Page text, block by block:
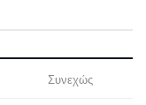
Συνεχώς